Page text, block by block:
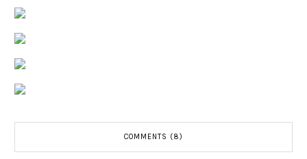
COMMENTS (8)